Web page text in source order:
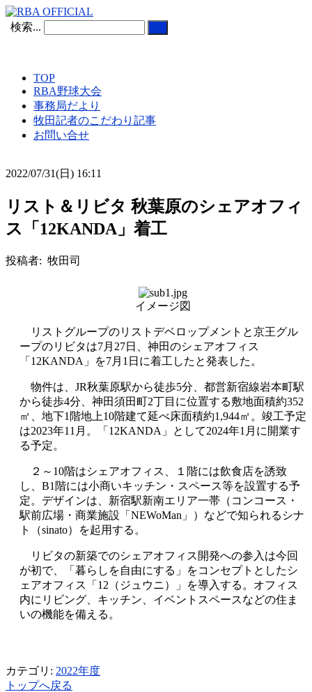
検索...
TOP
RBA野球大会
事務局だより
牧田記者のこだわり記事
お問い合せ
2022/07/31(日) 16:11
リスト＆リビタ 秋葉原のシェアオフィ
ス「12KANDA」着工
投稿者: 牧田司
イメージ図
リストグループのリストデベロップメントと京王グル
ープのリビタは7月27日、神田のシェアオフィス
「12KANDA」を7月1日に着工したと発表した。
物件は、JR秋葉原駅から徒歩5分、都営新宿線岩本町駅
から徒歩4分、神田須田町2丁目に位置する敷地面積約352
㎡、地下1階地上10階建て延べ床面積約1,944㎡。竣工予定
は2023年11月。「12KANDA」として2024年1月に開業す
る予定。
２～10階はシェアオフィス、１階には飲食店を誘致
し、B1階には小商いキッチン・スペース等を設置する予
定。デザインは、新宿駅新南エリア一帯（コンコース・
駅前広場・商業施設「NEWoMan」）などで知られるシナ
ト（sinato）を起用する。
リビタの新築でのシェアオフィス開発への参入は今回
が初で、「暮らしを自由にする」をコンセプトとしたシ
ェアオフィス「12（ジュウニ）」を導入する。オフィス
内にリビング、キッチン、イベントスペースなどの住ま
いの機能を備える。
カテゴリ: 2022年度
トップへ戻る